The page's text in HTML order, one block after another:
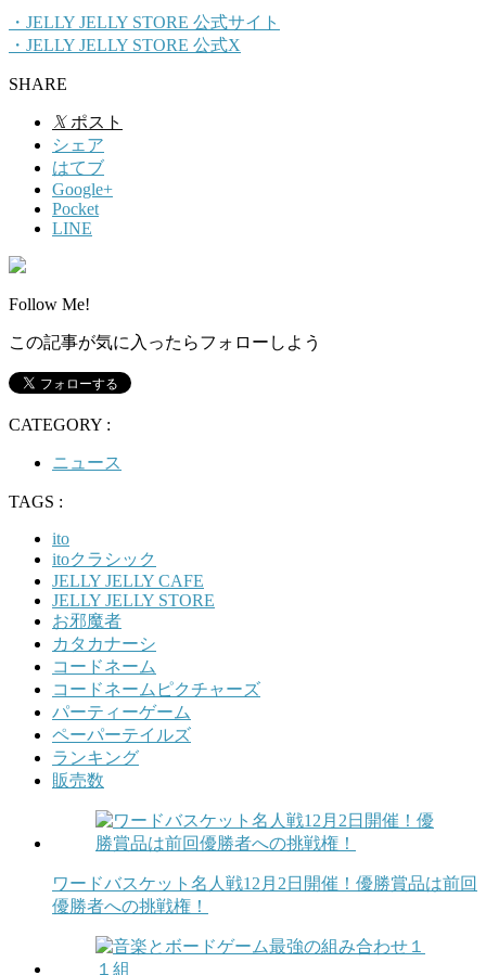
・JELLY JELLY STORE 公式サイト
・JELLY JELLY STORE 公式X
SHARE
𝕏 ポスト
シェア
はてブ
Google+
Pocket
LINE
Follow Me!
この記事が気に入ったらフォローしよう
CATEGORY :
ニュース
TAGS :
ito
itoクラシック
JELLY JELLY CAFE
JELLY JELLY STORE
お邪魔者
カタカナーシ
コードネーム
コードネームピクチャーズ
パーティーゲーム
ペーパーテイルズ
ランキング
販売数
ワードバスケット名人戦12月2日開催！優勝賞品は前回
優勝者への挑戦権！